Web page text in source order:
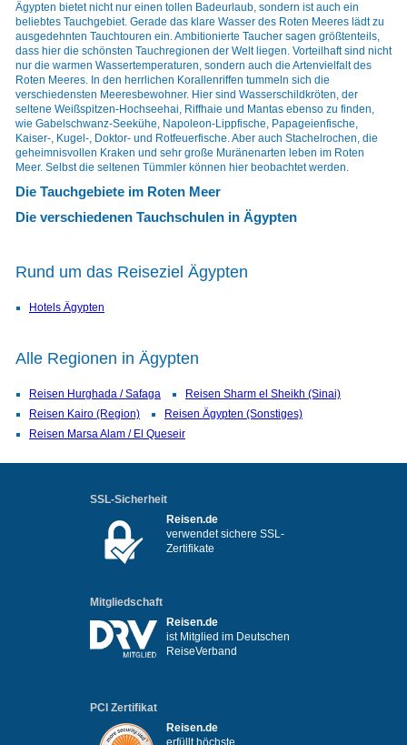
Ägypten bietet nicht nur einen tollen Badeurlaub, sondern ist auch ein
beliebtes Tauchgebiet. Gerade das klare Wasser des Roten Meeres lädt zu
ausgedehnten Tauchtouren ein. Ambitionierte Taucher sagen größtenteils,
dass hier die schönsten Tauchregionen der Welt liegen. Vorteilhaft sind nicht
nur die warmen Wassertemperaturen, sondern auch die Artenvielfalt des
Roten Meeres. In den herrlichen Korallenriffen tummeln sich die
verschiedensten Meeresbewohner. Hier sind Wasserschildkröten, der
seltene Weißspitzen-Hochseehai, Riffhaie und Mantas ebenso zu finden,
wie Gabelschwanz-Seekühe, Napoleon-Lippfische, Papageienfische,
Kaiser-, Kugel-, Doktor- und Rotfeuerfische. Aber auch Stachelrochen, die
geheimnisvollen Kraken und sehr große Muränenarten leben im Roten
Meer. Selbst die seltenen Tümmler können hier beobachtet werden.
Die Tauchgebiete im Roten Meer
Die verschiedenen Tauchschulen in Ägypten
Rund um das Reiseziel Ägypten
Hotels Ägypten
Alle Regionen in Ägypten
Reisen Hurghada / Safaga
Reisen Sharm el Sheikh (Sinai)
Reisen Kairo (Region)
Reisen Ägypten (Sonstiges)
Reisen Marsa Alam / El Queseir
SSL-Sicherheit
Reisen.de
verwendet sichere SSL-
Zertifikate
Mitgliedschaft
Reisen.de
ist Mitglied im Deutschen
ReiseVerband
PCI Zertifikat
Reisen.de
erfüllt höchste